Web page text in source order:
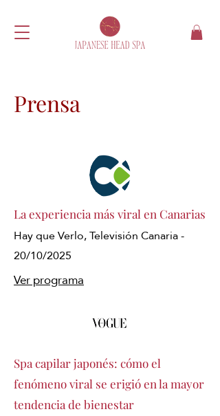
Prensa
La experiencia más viral en Canarias
Hay que Verlo, Televisión Canaria -
20/10/2025
Ver programa
Spa capilar japonés: cómo el
fenómeno viral se erigió en la mayor
tendencia de bienestar